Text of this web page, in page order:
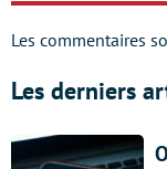
Les commentaires
Les derniers